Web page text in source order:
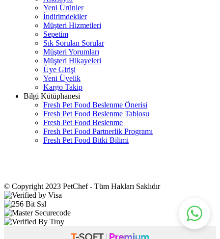
Yeni Ürünler
İndirimdekiler
Müşteri Hizmetleri
Sepetim
Sık Sorulan Sorular
Müşteri Yorumları
Müşteri Hikayeleri
Üye Girişi
Yeni Üyelik
Kargo Takip
Bilgi Kütüphanesi
Fresh Pet Food Beslenme Önerisi
Fresh Pet Food Beslenme Tablosu
Fresh Pet Food Beslenme
Fresh Pet Food Partnerlik Programı
Fresh Pet Food Bitki Bilimi
© Copyright 2023 PetChef - Tüm Hakları Saklıdır